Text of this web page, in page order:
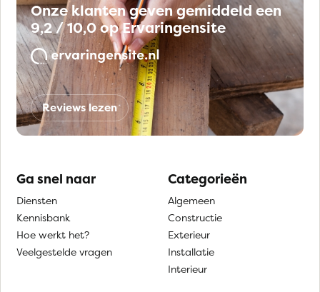
Onze klanten geven gemiddeld een
9,2 / 10,0 op Ervaringensite
Reviews lezen
Ga snel naar
Diensten
Kennisbank
Hoe werkt het?
Veelgestelde vragen
Categorieën
Algemeen
Constructie
Exterieur
Installatie
Interieur